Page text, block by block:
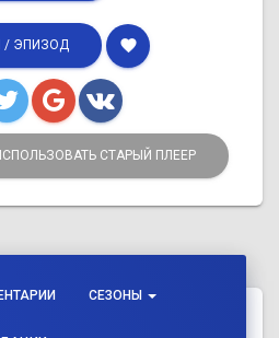
/ ЭПИЗОД favorite
СТАРЫЙ ПЛЕЕР
СЕЗОНЫ